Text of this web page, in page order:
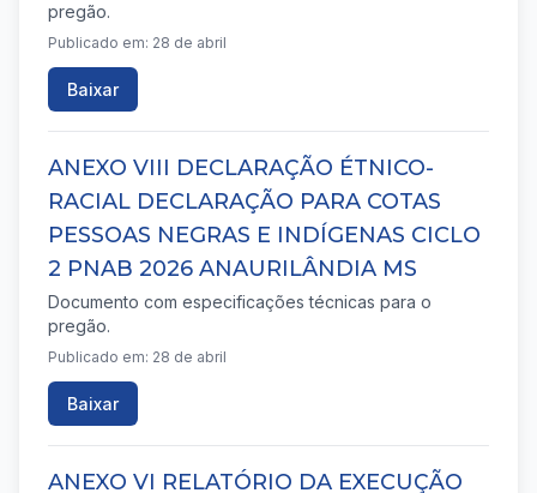
pregão.
Publicado em: 28 de abril
Baixar
ANEXO VIII DECLARAÇÃO ÉTNICO-
RACIAL DECLARAÇÃO PARA COTAS
PESSOAS NEGRAS E INDÍGENAS CICLO
2 PNAB 2026 ANAURILÂNDIA MS
Documento com especificações técnicas para o
pregão.
Publicado em: 28 de abril
Baixar
ANEXO VI RELATÓRIO DA EXECUÇÃO